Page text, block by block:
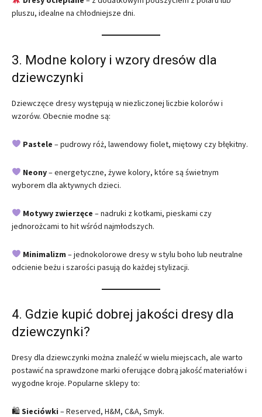
pluszu, idealne na chłodniejsze dni.
3. Modne kolory i wzory dresów dla
dziewczynki
Dziewczęce dresy występują w niezliczonej liczbie kolorów i
wzorów. Obecnie modne są:
Pastele – pudrowy róż, lawendowy fiolet, miętowy czy błękitny.
Neony– energetyczne, żywe kolory, które są świetnym
wyborem dla aktywnych dzieci.
Motywy zwierzęce – nadruki z kotkami, pieskami czy
jednorożcami to hit wśród najmłodszych.
Minimalizm – jednokolorowe dresy w stylu boho lub neutralne
odcienie beżu i szarości pasują do każdej stylizacji.
4. Gdzie kupić dobrej jakości dresy dla
dziewczynki?
Dresy dla dziewczynki można znaleźć w wielu miejscach, ale warto
postawić na sprawdzone marki oferujące dobrą jakość materiałów i
wygodne kroje. Popularne sklepy to:
🛍Sieciówki – Reserved, H&M, C&A, Smyk.